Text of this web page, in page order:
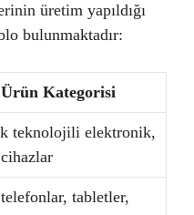
üretim yapıldığı
bulunmaktadır:
Ürün Kategorisi
teknolojili elektronik,
tabletler,